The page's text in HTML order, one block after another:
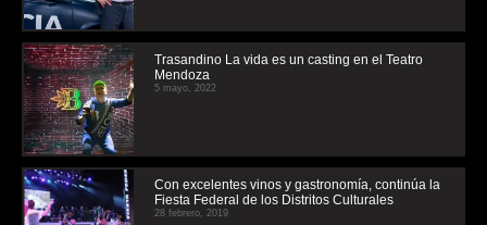
Trasandino La vida es un casting en el Teatro
Mendoza
5 mayo, 2022
Con excelentes vinos y gastronomía, continúa la
Fiesta Federal de los Distritos Culturales
28 febrero, 2019